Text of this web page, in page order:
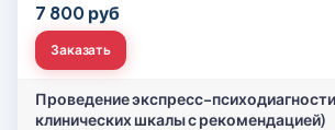
7 800 руб
Заказать
Проведение экспресс-
клинических шкалы с рекомендацией)